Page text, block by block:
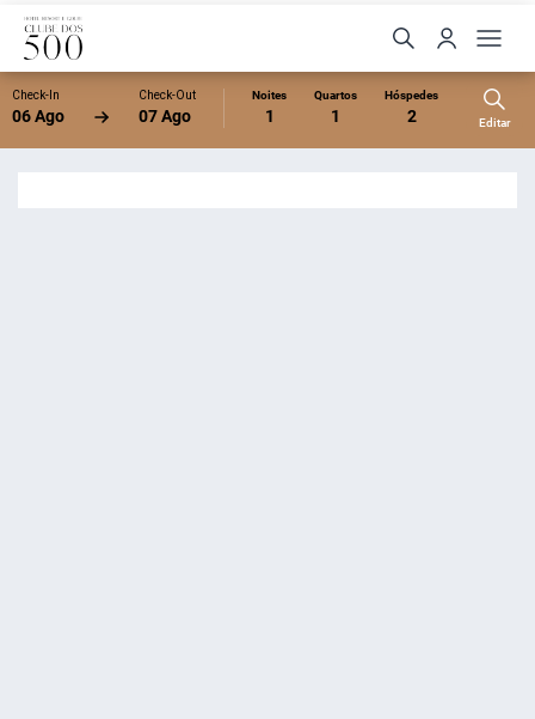
Check-In
06 Ago
Check-Out
07 Ago
Noites
1
Quartos
1
Hóspedes
2 Editar